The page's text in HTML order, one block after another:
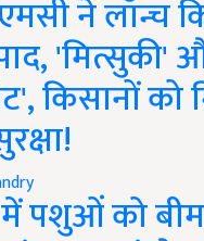
ने लॉन्च
'मित्सुकी'
किसानों को
पशुओं को